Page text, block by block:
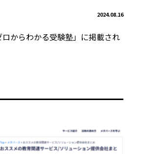
2024.08.16
からわかる受験塾」に掲載され